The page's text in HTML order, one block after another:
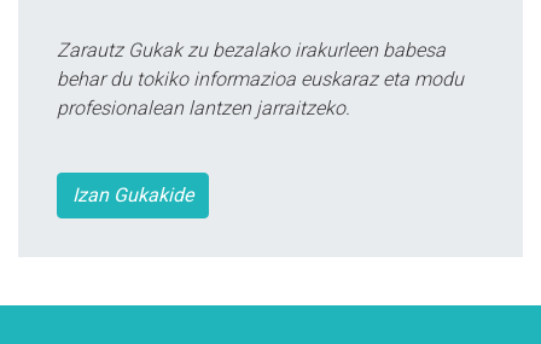
Zarautz Gukak zu bezalako irakurleen babesa
behar du tokiko informazioa euskaraz eta modu
profesionalean lantzen jarraitzeko.
Izan Gukakide